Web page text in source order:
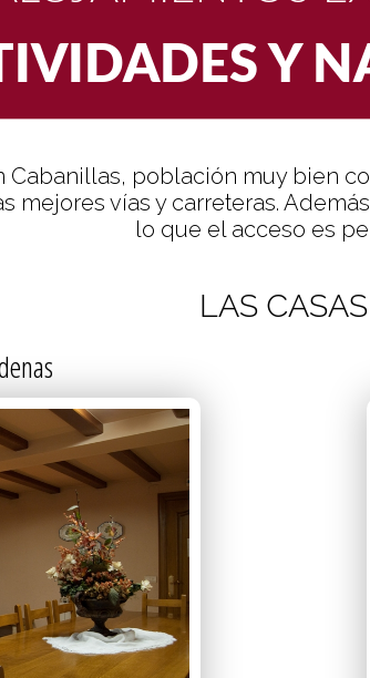
Y
Cabanillas, población muy bien
mejores vías y carreteras.
lo que el acceso es
LAS CASAS